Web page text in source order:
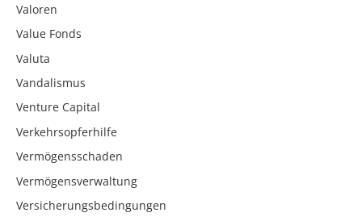
Valoren
Value Fonds
Valuta
Vandalismus
Venture Capital
Verkehrsopferhilfe
Vermögensschaden
Vermögensverwaltung
Versicherungsbedingungen